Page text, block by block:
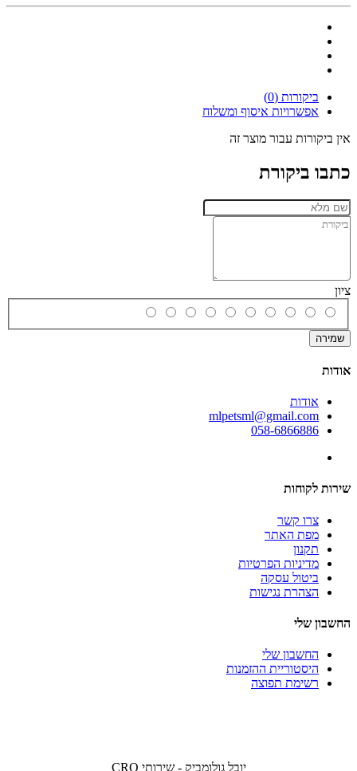
ביקורות (0)
אפשרויות איסוף ומשלוח
אין ביקורות עבור מוצר זה
כתבו ביקורת
ציון
שמירה
אודות
אודות
mlpetsml@gmail.com
058-6866886
שירות לקוחות
צרו קשר
מפת האתר
תקנון
מדיניות הפרטיות
ביטול עסקה
הצהרת נגישות
החשבון שלי
החשבון שלי
היסטוריית ההזמנות
רשימת תפוצה
יובל גולומביק - שירותי CRO